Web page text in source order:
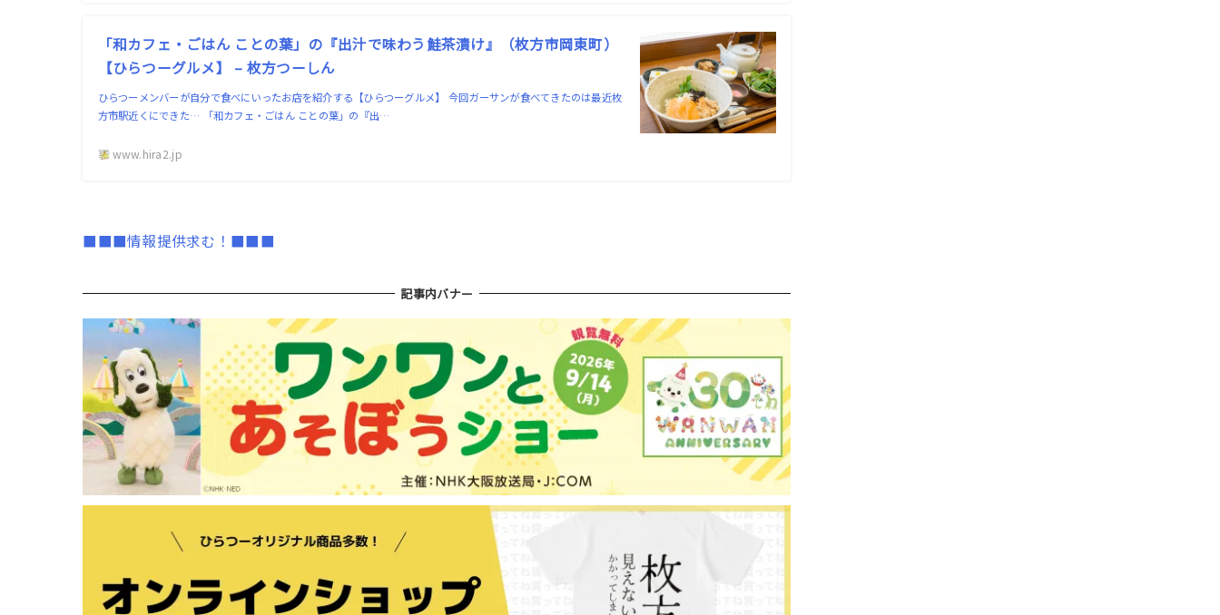
「和カフェ・ごはん ことの葉」の『出汁で味わう鮭茶漬け』（枚方市岡東町）
【ひらつーグルメ】 – 枚方つーしん
ひらつーメンバーが自分で食べにいったお店を紹介する【ひらつーグルメ】 今回ガーサンが食べてきたのは最近枚
方市駅近くにできた… 「和カフェ・ごはん ことの葉」の『出…
www.hira2.jp
■■■情報提供求む！■■■
記事内バナー